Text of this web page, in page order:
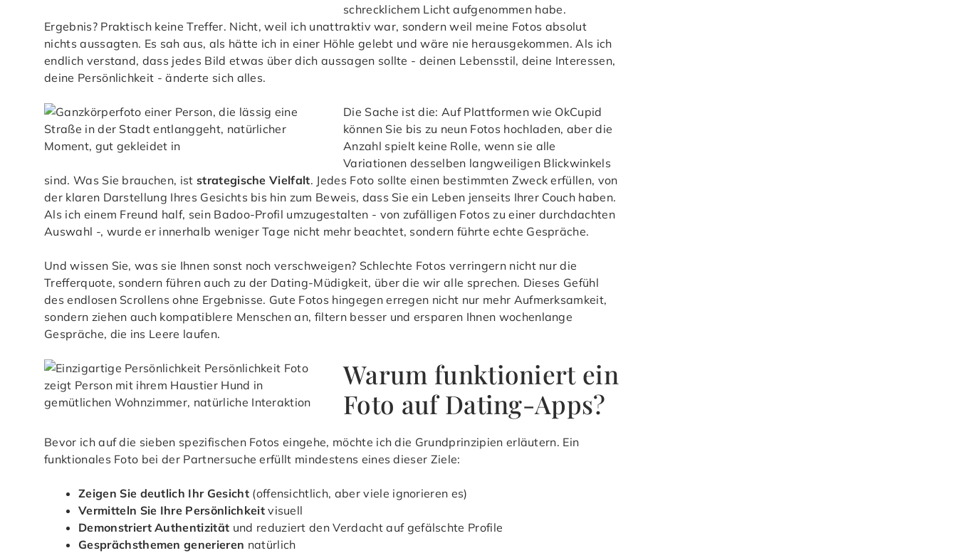
schrecklichem Licht aufgenommen habe.
Ergebnis? Praktisch keine Treffer. Nicht, weil ich unattraktiv war, sondern weil meine Fotos absolut
nichts aussagten. Es sah aus, als hätte ich in einer Höhle gelebt und wäre nie herausgekommen. Als ich
endlich verstand, dass jedes Bild etwas über dich aussagen sollte - deinen Lebensstil, deine Interessen,
deine Persönlichkeit - änderte sich alles.
Die Sache ist die: Auf Plattformen wie OkCupid
können Sie bis zu neun Fotos hochladen, aber die
Anzahl spielt keine Rolle, wenn sie alle
Variationen desselben langweiligen Blickwinkels
sind. Was Sie brauchen, ist strategische Vielfalt. Jedes Foto sollte einen bestimmten Zweck erfüllen, von
der klaren Darstellung Ihres Gesichts bis hin zum Beweis, dass Sie ein Leben jenseits Ihrer Couch haben.
Als ich einem Freund half, sein Badoo-Profil umzugestalten - von zufälligen Fotos zu einer durchdachten
Auswahl -, wurde er innerhalb weniger Tage nicht mehr beachtet, sondern führte echte Gespräche.
Und wissen Sie, was sie Ihnen sonst noch verschweigen? Schlechte Fotos verringern nicht nur die
Trefferquote, sondern führen auch zu der Dating-Müdigkeit, über die wir alle sprechen. Dieses Gefühl
des endlosen Scrollens ohne Ergebnisse. Gute Fotos hingegen erregen nicht nur mehr Aufmerksamkeit,
sondern ziehen auch kompatiblere Menschen an, filtern besser und ersparen Ihnen wochenlange
Gespräche, die ins Leere laufen.
Warum funktioniert ein
Foto auf Dating-Apps?
Bevor ich auf die sieben spezifischen Fotos eingehe, möchte ich die Grundprinzipien erläutern. Ein
funktionales Foto bei der Partnersuche erfüllt mindestens eines dieser Ziele:
Zeigen Sie deutlich Ihr Gesicht(offensichtlich, aber viele ignorieren es)
Vermitteln Sie Ihre Persönlichkeitvisuell
Demonstriert Authentizität und reduziert den Verdacht auf gefälschte Profile
Gesprächsthemen generieren natürlich